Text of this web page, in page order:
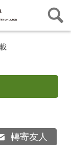
轉寄友人